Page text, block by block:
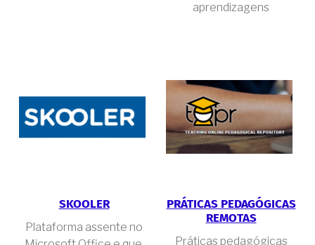
aprendizagens
SKOOLER
Plataforma assente no
PRÁTICAS PEDAGÓGICAS
REMOTAS
Práticas pedagógicas